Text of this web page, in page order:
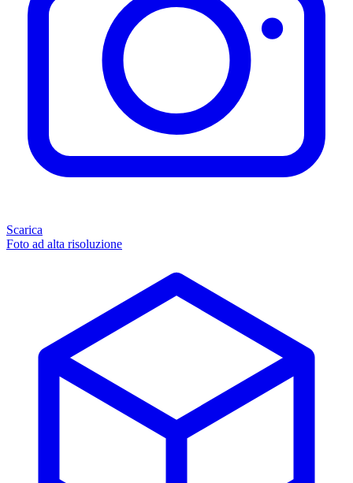
Scarica
Foto ad alta risoluzione